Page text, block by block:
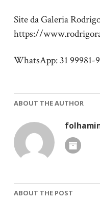
Site da Galeria
https://
WhatsApp: 31 99981-
ABOUT THE AUTHOR
ABOUT THE POST